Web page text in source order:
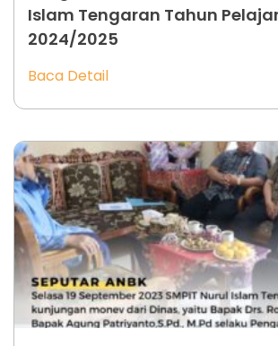
Islam Tengaran Tahun
2024/2025
Baca Detail